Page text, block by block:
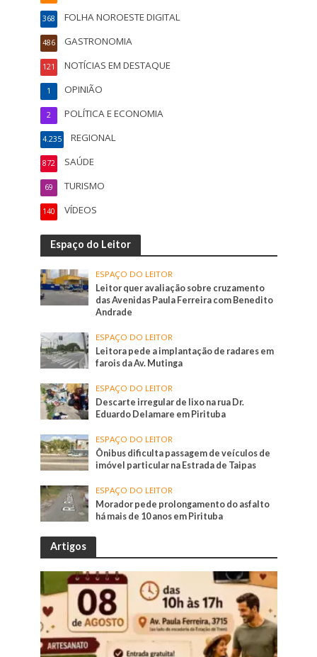
FOLHA NOROESTE DIGITAL
368
GASTRONOMIA
486
NOTÍCIAS EM DESTAQUE
121
OPINIÃO
1
POLÍTICA E ECONOMIA
2
REGIONAL
4.235
SAÚDE
872
TURISMO
69
VÍDEOS
140
Espaço do Leitor
ESPAÇO DO LEITOR
Leitor quer avaliação sobre cruzamento
das Avenidas Paula Ferreira com Benedito
Andrade
ESPAÇO DO LEITOR
Leitora pede a implantação de radares em
farois da Av. Mutinga
ESPAÇO DO LEITOR
Descarte irregular de lixo na rua Dr.
Eduardo Delamare em Pirituba
ESPAÇO DO LEITOR
Ônibus dificulta passagem de veículos de
imóvel particular na Estrada de Taipas
ESPAÇO DO LEITOR
Morador pede prolongamento do asfalto
há mais de 10 anos em Pirituba
Artigos